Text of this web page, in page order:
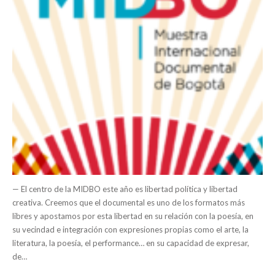
— El centro de la MIDBO este año es libertad política y libertad
creativa. Creemos que el documental es uno de los formatos más
libres y apostamos por esta libertad en su relación con la poesía, en
su vecindad e integración con expresiones propias como el arte, la
literatura, la poesía, el performance… en su capacidad de expresar,
de…